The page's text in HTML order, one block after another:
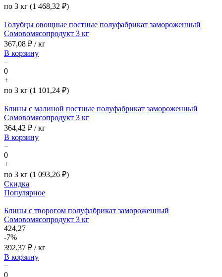
по 3 кг (1 468,32 ₽)
Голубцы овощные постные полуфабрикат замороженный
Сомовомясопродукт 3 кг
367,08 ₽ / кг
В корзину
−
0
+
по 3 кг (1 101,24 ₽)
Блины с малиной постные полуфабрикат замороженный
Сомовомясопродукт 3 кг
364,42 ₽ / кг
В корзину
−
0
+
по 3 кг (1 093,26 ₽)
Скидка
Популярное
Блины с творогом полуфабрикат замороженный
Сомовомясопродукт 3 кг
424,27
-7%
392,37 ₽ / кг
В корзину
−
0